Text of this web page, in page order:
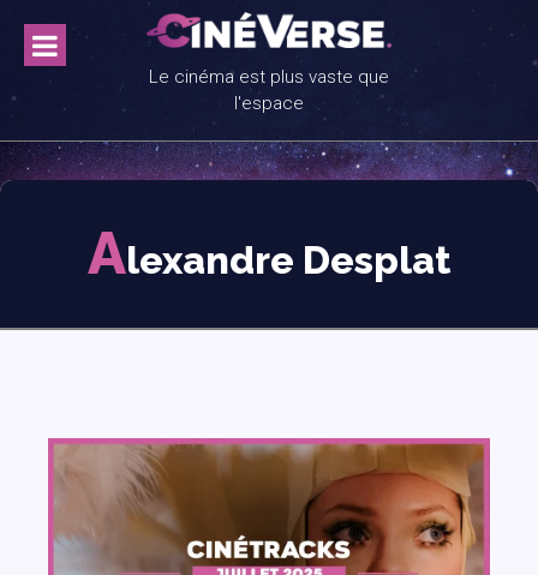
content
Le cinéma est plus vaste que
l'espace
Alexandre Desplat